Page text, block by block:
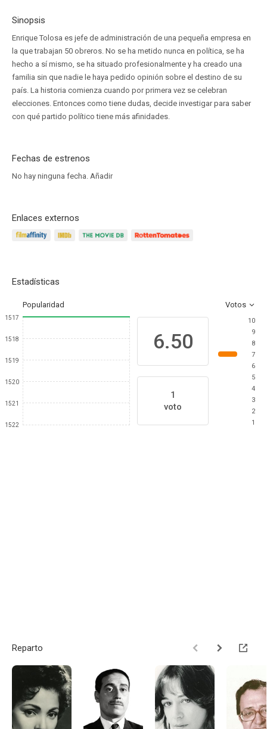
Sinopsis
Enrique Tolosa es jefe de administración de una pequeña empresa en
la que trabajan 50 obreros. No se ha metido nunca en política, se ha
hecho a sí mismo, se ha situado profesionalmente y ha creado una
familia sin que nadie le haya pedido opinión sobre el destino de su
país. La historia comienza cuando por primera vez se celebran
elecciones. Entonces como tiene dudas, decide investigar para saber
con qué partido político tiene más afinidades.
Fechas de estrenos
No hay ninguna fecha. Añadir
Enlaces externos
Estadísticas
Popularidad Votos
1517
1518
1519
1520
1521
1522
6.50
1
voto
10
9
8
7
6
5
4
3
2
1
Reparto